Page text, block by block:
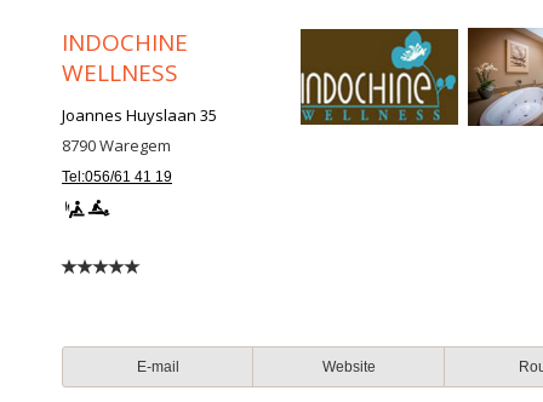
INDOCHINE
WELLNESS
Joannes Huyslaan 35
8790Waregem
Tel:056/61 41 19
E-mail Website